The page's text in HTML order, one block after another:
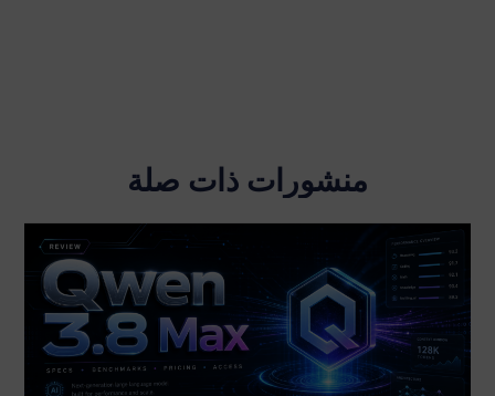
منشورات ذات صلة